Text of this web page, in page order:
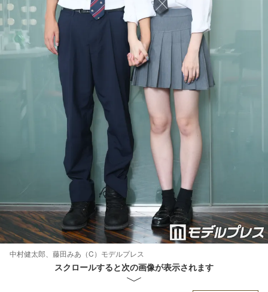
中村健太郎、藤田みあ（C）モデルプレス
スクロールすると次の画像が表示されます